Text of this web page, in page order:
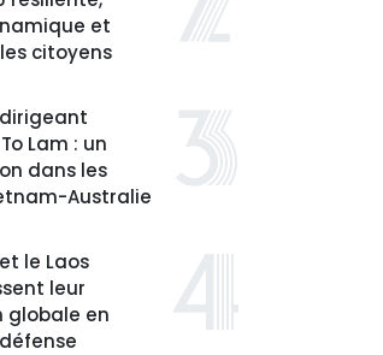
et
citoyens
Lam : un
dans les
Australie
le Laos
leur
globale en